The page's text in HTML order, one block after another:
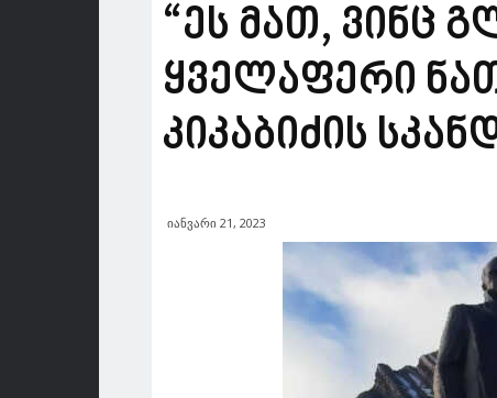
“ეს მათ, ვინც
ყველაფერი
კიკაბიძის
იანვარი 21, 2023